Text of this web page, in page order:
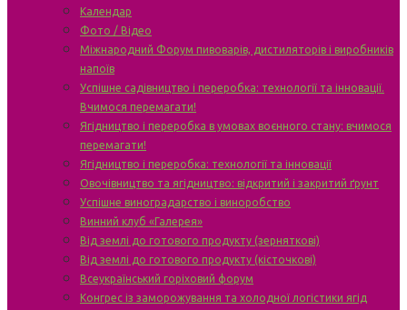
Календар
Фото / Відео
Міжнародний Форум пивоварів, дистиляторів і виробників
напоїв
Успішне садівництво і переробка: технології та інновації.
Вчимося перемагати!
Ягідництво і переробка в умовах воєнного стану: вчимося
перемагати!
Ягідництво і переробка: технології та інновації
Овочівництво та ягідництво: відкритий і закритий ґрунт
Успішне виноградарство і виноробство
Винний клуб «Галерея»
Від землі до готового продукту (зерняткові)
Від землі до готового продукту (кісточкові)
Всеукраїнський горіховий форум
Конгрес із заморожування та холодної логістики ягід